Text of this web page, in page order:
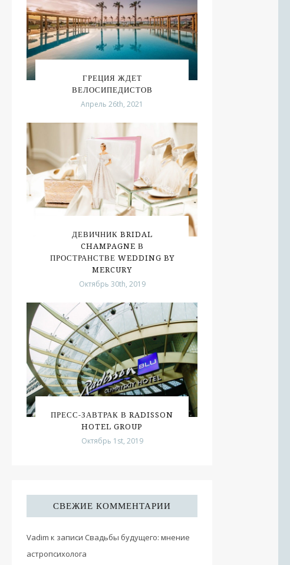
ГРЕЦИЯ ЖДЕТ
ВЕЛОСИПЕДИСТОВ
Апрель 26th, 2021
ДЕВИЧНИК BRIDAL
CHAMPAGNE В
ПРОСТРАНСТВЕ WEDDING BY
MERCURY
Октябрь 30th, 2019
ПРЕСС-ЗАВТРАК В RADISSON
HOTEL GROUP
Октябрь 1st, 2019
СВЕЖИЕ КОММЕНТАРИИ
Vadim к записи Свадьбы будущего: мнение
астропсихолога